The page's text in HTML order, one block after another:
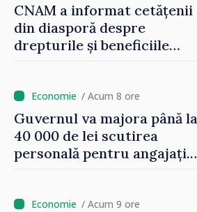
CNAM a informat cetățenii
din diasporă despre
drepturile și beneficiile
/ Acum 8 ore
Guvernul va majora până la
40 000 de lei scutirea
personală pentru angajați.
oamenilor”/ Acum 9 ore